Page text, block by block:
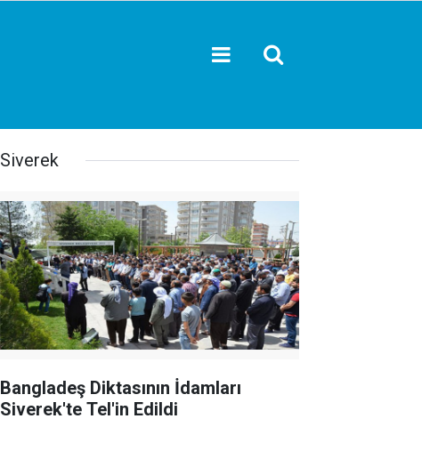
Siverek
Bangladeş Diktasının İdamları
Siverek'te Tel'in Edildi